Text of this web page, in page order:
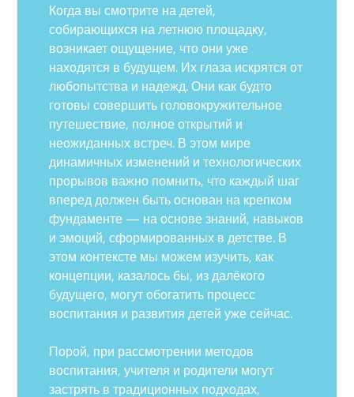
Когда вы смотрите на детей,
собирающихся на летнюю площадку,
возникает ощущение, что они уже
находятся в будущем. Их глаза искрятся от
любопытства и надежд. Они как будто
готовы совершить головокружительное
путешествие, полное открытий и
неожиданных встреч. В этом мире
динамичных изменений и технологических
прорывов важно помнить, что каждый шаг
вперед должен быть основан на крепком
фундаменте — на основе знаний, навыков
и эмоций, сформированных в детстве. В
этом контексте мы можем изучить, как
концепции, казалось бы, из далёкого
будущего, могут обогатить процесс
воспитания и развития детей уже сейчас.
Порой, при рассмотрении методов
воспитания, учителя и родители могут
застрять в традиционных подходах,